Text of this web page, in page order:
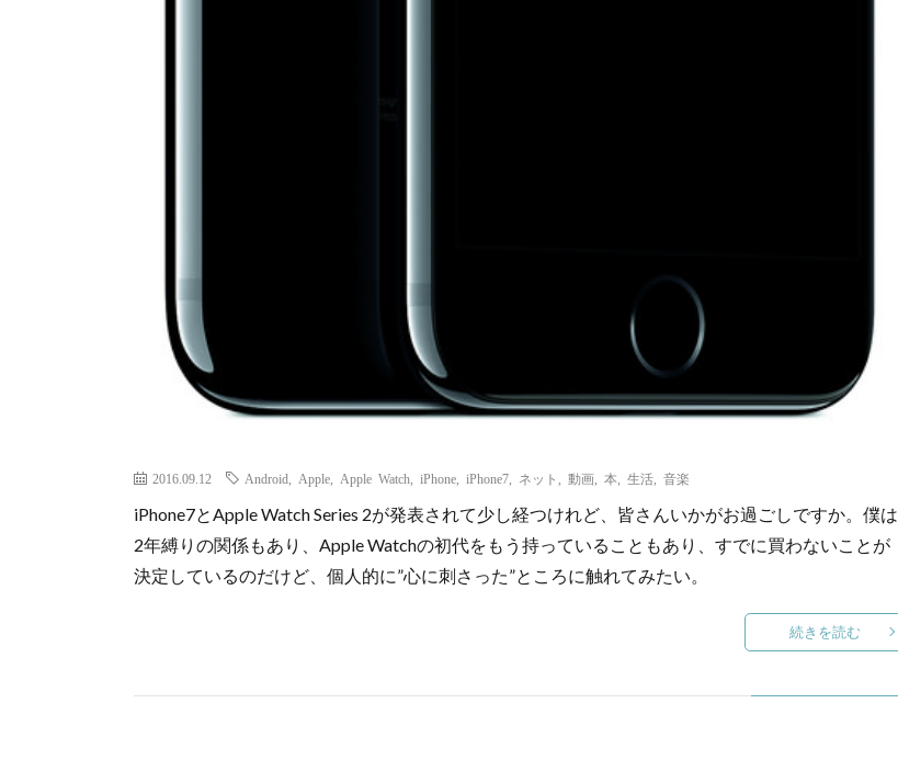
2016.09.12 Android Apple Apple Watch iPhone iPhone7 ネット 動画 本 生活 音楽
iPhone7とApple Watch Series 2が発表されて少し経つけれど、皆さんいかがお過ごしですか。僕は
2年縛りの関係もあり、Apple Watchの初代をもう持っていることもあり、すでに買わないことが
決定しているのだけど、個人的に”心に刺さった”ところに触れてみたい。
続きを読む